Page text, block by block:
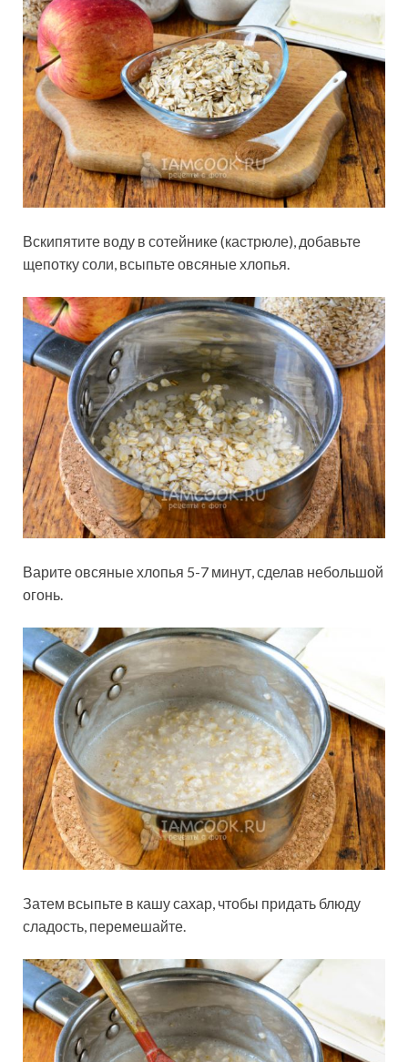
Вскипятите воду в сотейнике (кастрюле), добавьте
щепотку соли, всыпьте овсяные хлопья.
Варите овсяные хлопья 5-7 минут, сделав небольшой
огонь.
Затем всыпьте в кашу сахар, чтобы придать блюду
сладость, перемешайте.